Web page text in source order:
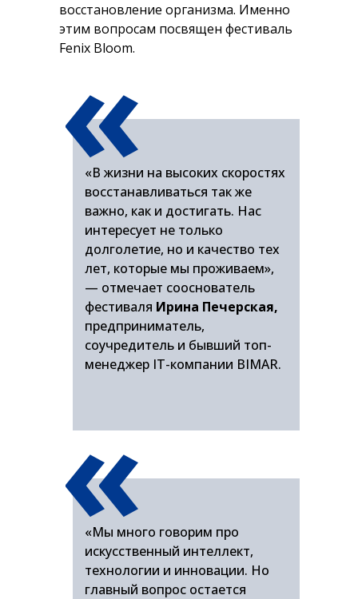
восстановление организма. Именно
этим вопросам посвящен фестиваль
Fenix Bloom.
«В жизни на высоких скоростях
восстанавливаться так же
важно, как и достигать. Нас
интересует не только
долголетие, но и качество тех
лет, которые мы проживаем»,
— отмечает сооснователь
фестиваля Ирина Печерская,
предприниматель,
соучредитель и бывший топ-
менеджер IT-компании BIMAR.
«
«Мы много говорим про
искусственный интеллект,
технологии и инновации. Но
главный вопрос остается
«